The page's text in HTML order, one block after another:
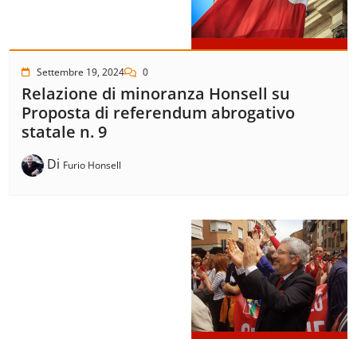
Settembre 19, 2024 0
Relazione di minoranza Honsell su
Proposta di referendum abrogativo
statale n. 9
Di Furio Honsell